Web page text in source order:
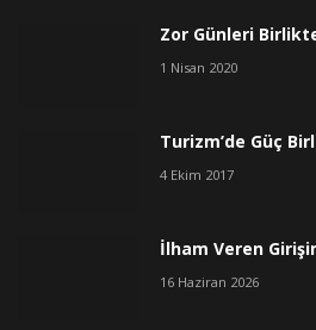
Zor Günleri
1 Nisan 2020
Turizm’de Güç
4 Ekim 2017
İlham Veren
16 Haziran 2026